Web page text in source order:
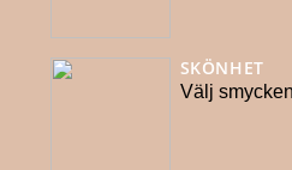
SKÖNHET
Välj